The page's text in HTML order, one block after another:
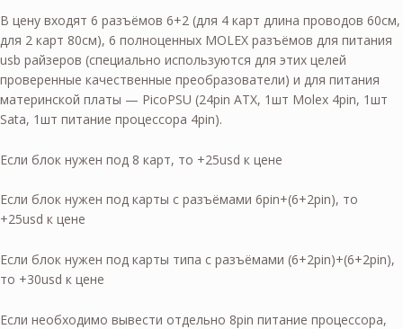
В цену входят 6 разъёмов 6+2 (для 4 карт длина проводов 60см,
для 2 карт 80см), 6 полноценных MOLEX разъёмов для питания
usb райзеров (специально используются для этих целей
проверенные качественные преобразователи) и для питания
материнской платы — PicoPSU (24pin ATX, 1шт Molex 4pin, 1шт
Sata, 1шт питание процессора 4pin).
Если блок нужен под 8 карт, то +25usd к цене
Если блок нужен под карты с разъёмами 6pin+(6+2pin), то
+25usd к цене
Если блок нужен под карты типа с разъёмами (6+2pin)+(6+2pin),
то +30usd к цене
Если необходимо вывести отдельно 8pin питание процессора,